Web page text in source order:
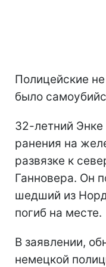
Полицейские
было
32-летний
ранения на
развязке к
Ганновера. Он
шедший из
погиб на месте.
В заявлении,
немецкой